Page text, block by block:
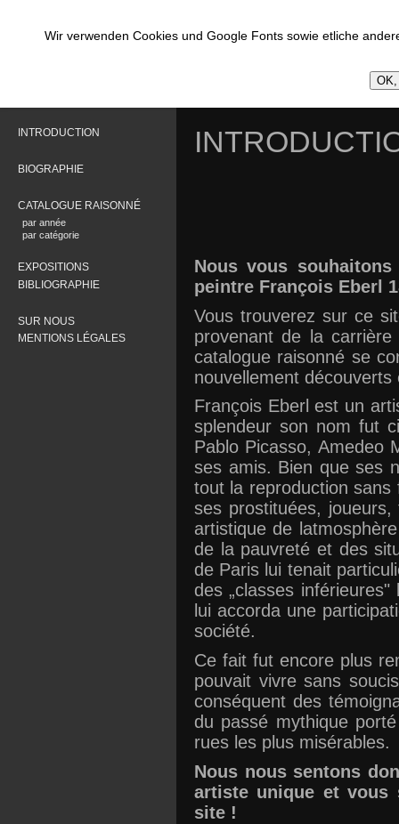
Wir verwenden Cookies und Google Fonts sowie etliche
INTRODUCTION
BIOGRAPHIE
CATALOGUE RAISONNÉ
par année
par catégorie
EXPOSITIONS
BIBLIOGRAPHIE
SUR NOUS
MENTIONS LÉGALES
Nous vous
peintre François Eberl
Vous trouverez sur ce
provenant de la
catalogue raisonné se
nouvellement
François Eberl est un
splendeur son nom fut
Pablo Picasso, Amedeo
ses amis. Bien que ses
tout la reproduction
ses prostituées,
artistique de
de la pauvreté et des
de Paris lui tenait
des „classes
lui accorda une
société.
Ce fait fut encore plus
pouvait vivre sans
conséquent des
du passé mythique
rues les plus misérables.
Nous nous sentons
artiste unique et vous
site !